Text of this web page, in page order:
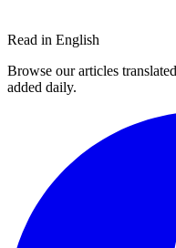
Read in English
Browse our articles
added daily.